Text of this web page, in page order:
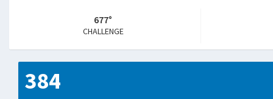
677°
CHALLENGE
384